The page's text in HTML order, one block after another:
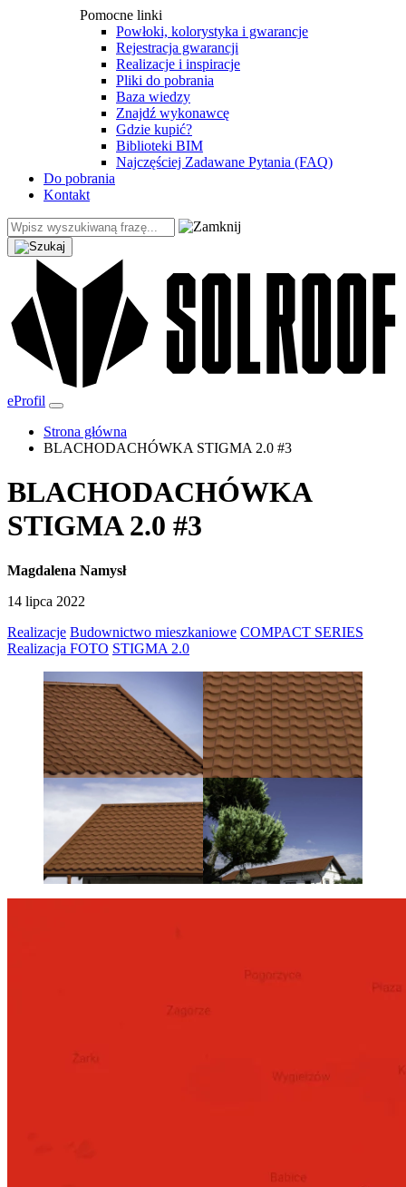
Pomocne linki
Powłoki, kolorystyka i gwarancje
Rejestracja gwarancji
Realizacje i inspiracje
Pliki do pobrania
Baza wiedzy
Znajdź wykonawcę
Gdzie kupić?
Biblioteki BIM
Najczęściej Zadawane Pytania (FAQ)
Do pobrania
Kontakt
eProfil
Strona główna
BLACHODACHÓWKA STIGMA 2.0 #3
BLACHODACHÓWKA
STIGMA 2.0 #3
Magdalena Namysł
14 lipca 2022
Realizacje Budownictwo mieszkaniowe COMPACT SERIES
Realizacja FOTO STIGMA 2.0